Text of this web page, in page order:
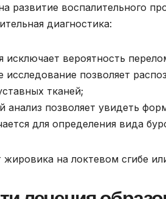
развитие воспалительного
диагностика:
исключает вероятность
исследование позволяет
тканей;
анализ позволяет увидеть
для определения вида